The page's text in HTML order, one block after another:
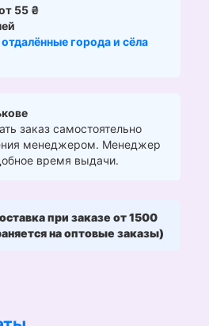
55 ₴
города и сёла
заказ самостоятельно
менеджером. Менеджер
время выдачи.
при заказе от 1500
на оптовые заказы)